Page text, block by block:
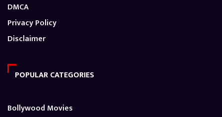
DMCA
Privacy Policy
Disclaimer
POPULAR CATEGORIES
Bollywood Movies